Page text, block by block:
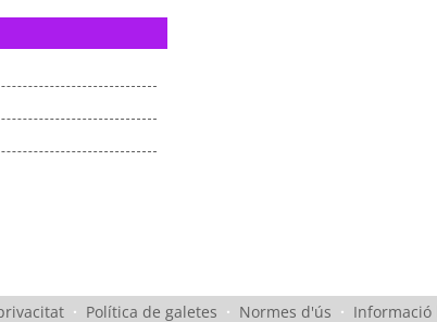
· Política de galetes · Normes d'ús · Informació